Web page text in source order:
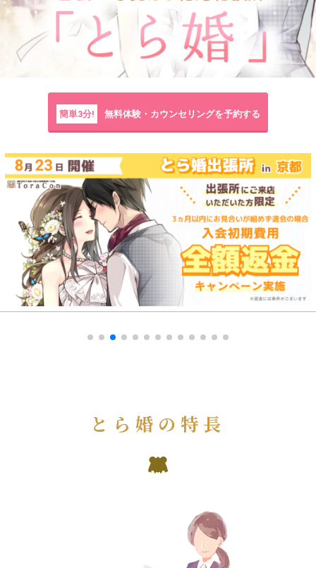
簡単3分! 無料体験・カウンセリングを予約する
とら婚の特長